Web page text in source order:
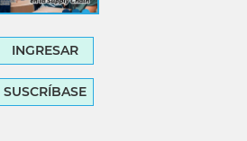
INGRESAR
SUSCRÍBASE